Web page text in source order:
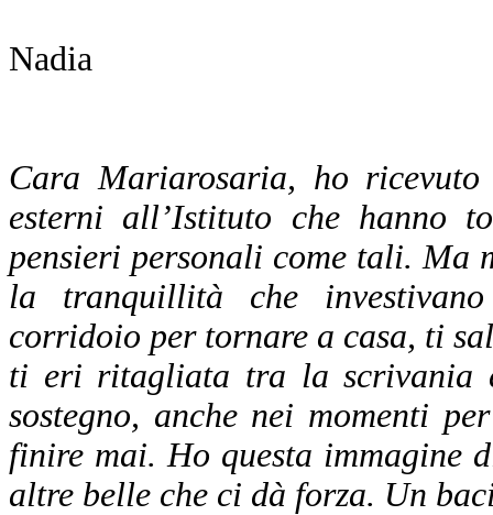
Nadia
Cara Mariarosaria, ho
esterni all’Istituto che hanno
pensieri personali come tali. Ma
la tranquillità che
corridoio per tornare a casa, ti
ti eri ritagliata tra la scrivania
sostegno, anche nei momenti
finire mai. Ho questa immagine
altre belle che ci dà forza. Un